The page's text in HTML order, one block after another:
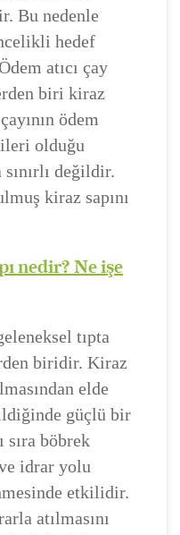
Bu nedenle
hedef
atıcı çay
biri kiraz
ödem
olduğu
değildir.
kiraz sapını
nedir? Ne işe
tıpta
biridir. Kiraz
elde
güçlü bir
sıra böbrek
idrar yolu
etkilidir.
atılmasını